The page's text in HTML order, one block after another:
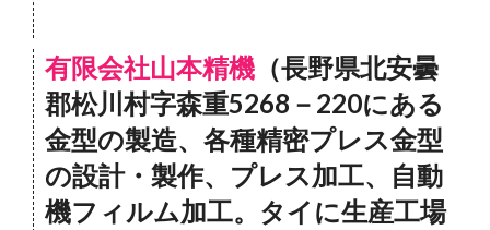
有限会社山本精機 （長野県北安曇
郡松川村字森重5268－220にある
金型の製造、各種精密プレス金型
の設計・製作、プレス加工、自動
機フィルム加工。タイに生産工場